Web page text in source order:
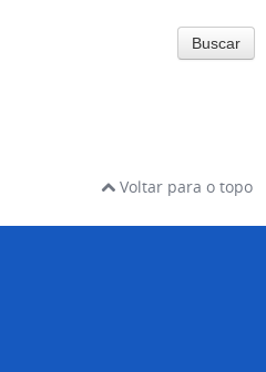
Buscar
Voltar para o topo